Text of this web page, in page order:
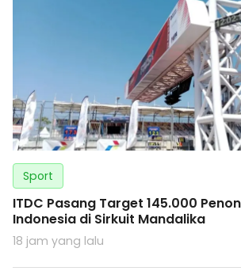
Sport
ITDC Pasang Target 145.000
Indonesia di Sirkuit Mandalika
18 jam yang lalu